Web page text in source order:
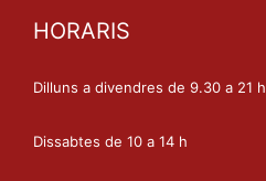
HORARIS
Dilluns a divendres de 9.30 a 21 h
Dissabtes de 10 a 14 h